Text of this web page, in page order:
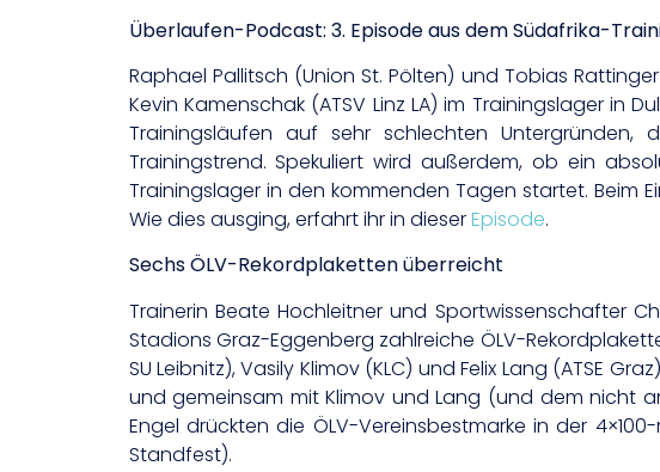
Überlaufen-Podcast: 3. Episode aus dem Südafrika-
Raphael Pallitsch (Union St. Pölten) und Tobias
Kevin Kamenschak (ATSV Linz LA) im Trainingslager in
Trainingsläufen auf sehr schlechten Untergründen,
Trainingstrend. Spekuliert wird außerdem, ob ein
Trainingslager in den kommenden Tagen startet. Beim
Wie dies ausging, erfahrt ihr in dieserEpisode.
Sechs ÖLV-Rekordplaketten überreicht
Trainerin Beate Hochleitner und Sportwissenschafter
Stadions Graz-Eggenberg zahlreiche ÖLV-
SU Leibnitz), Vasily Klimov (KLC) und Felix Lang (ATSE
und gemeinsam mit Klimov und Lang (und dem nicht
Engel drückten die ÖLV-Vereinsbestmarke in der
Standfest).